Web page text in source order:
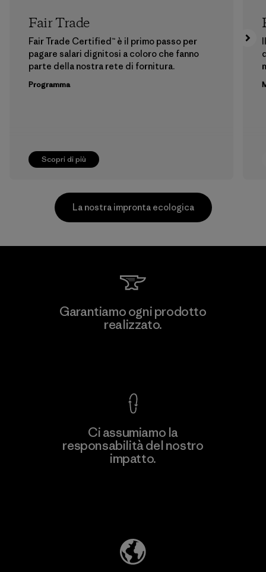
Scopri di più
Fair Trade
Fair Trade Certified™ è il primo passo per
pagare salari dignitosi a coloro che fanno
parte della nostra rete di fornitura.
Programma
Scopri di più
Youngone Namdinh Co., Ltd.
La nostra impronta ecologica
Garantiamo ogni prodotto
realizzato.
Ci assumiamo la
responsabilità del nostro
impatto.